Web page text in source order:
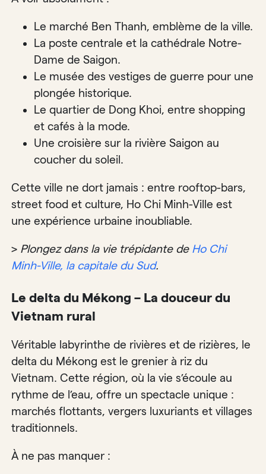
Le marché Ben Thanh, emblème de la ville.
La poste centrale et la cathédrale Notre-
Dame de Saigon.
Le musée des vestiges de guerre pour une
plongée historique.
Le quartier de Dong Khoi, entre shopping
et cafés à la mode.
Une croisière sur la rivière Saigon au
coucher du soleil.
Cette ville ne dort jamais : entre rooftop-bars,
street food et culture, Ho Chi Minh-Ville est
une expérience urbaine inoubliable.
> Plongez dans la vie trépidante de Ho Chi
Minh-Ville, la capitale du Sud.
Le delta du Mékong – La douceur du
Vietnam rural
Véritable labyrinthe de rivières et de rizières, le
delta du Mékong est le grenier à riz du
Vietnam. Cette région, où la vie s’écoule au
rythme de l’eau, offre un spectacle unique :
marchés flottants, vergers luxuriants et villages
traditionnels.
À ne pas manquer :